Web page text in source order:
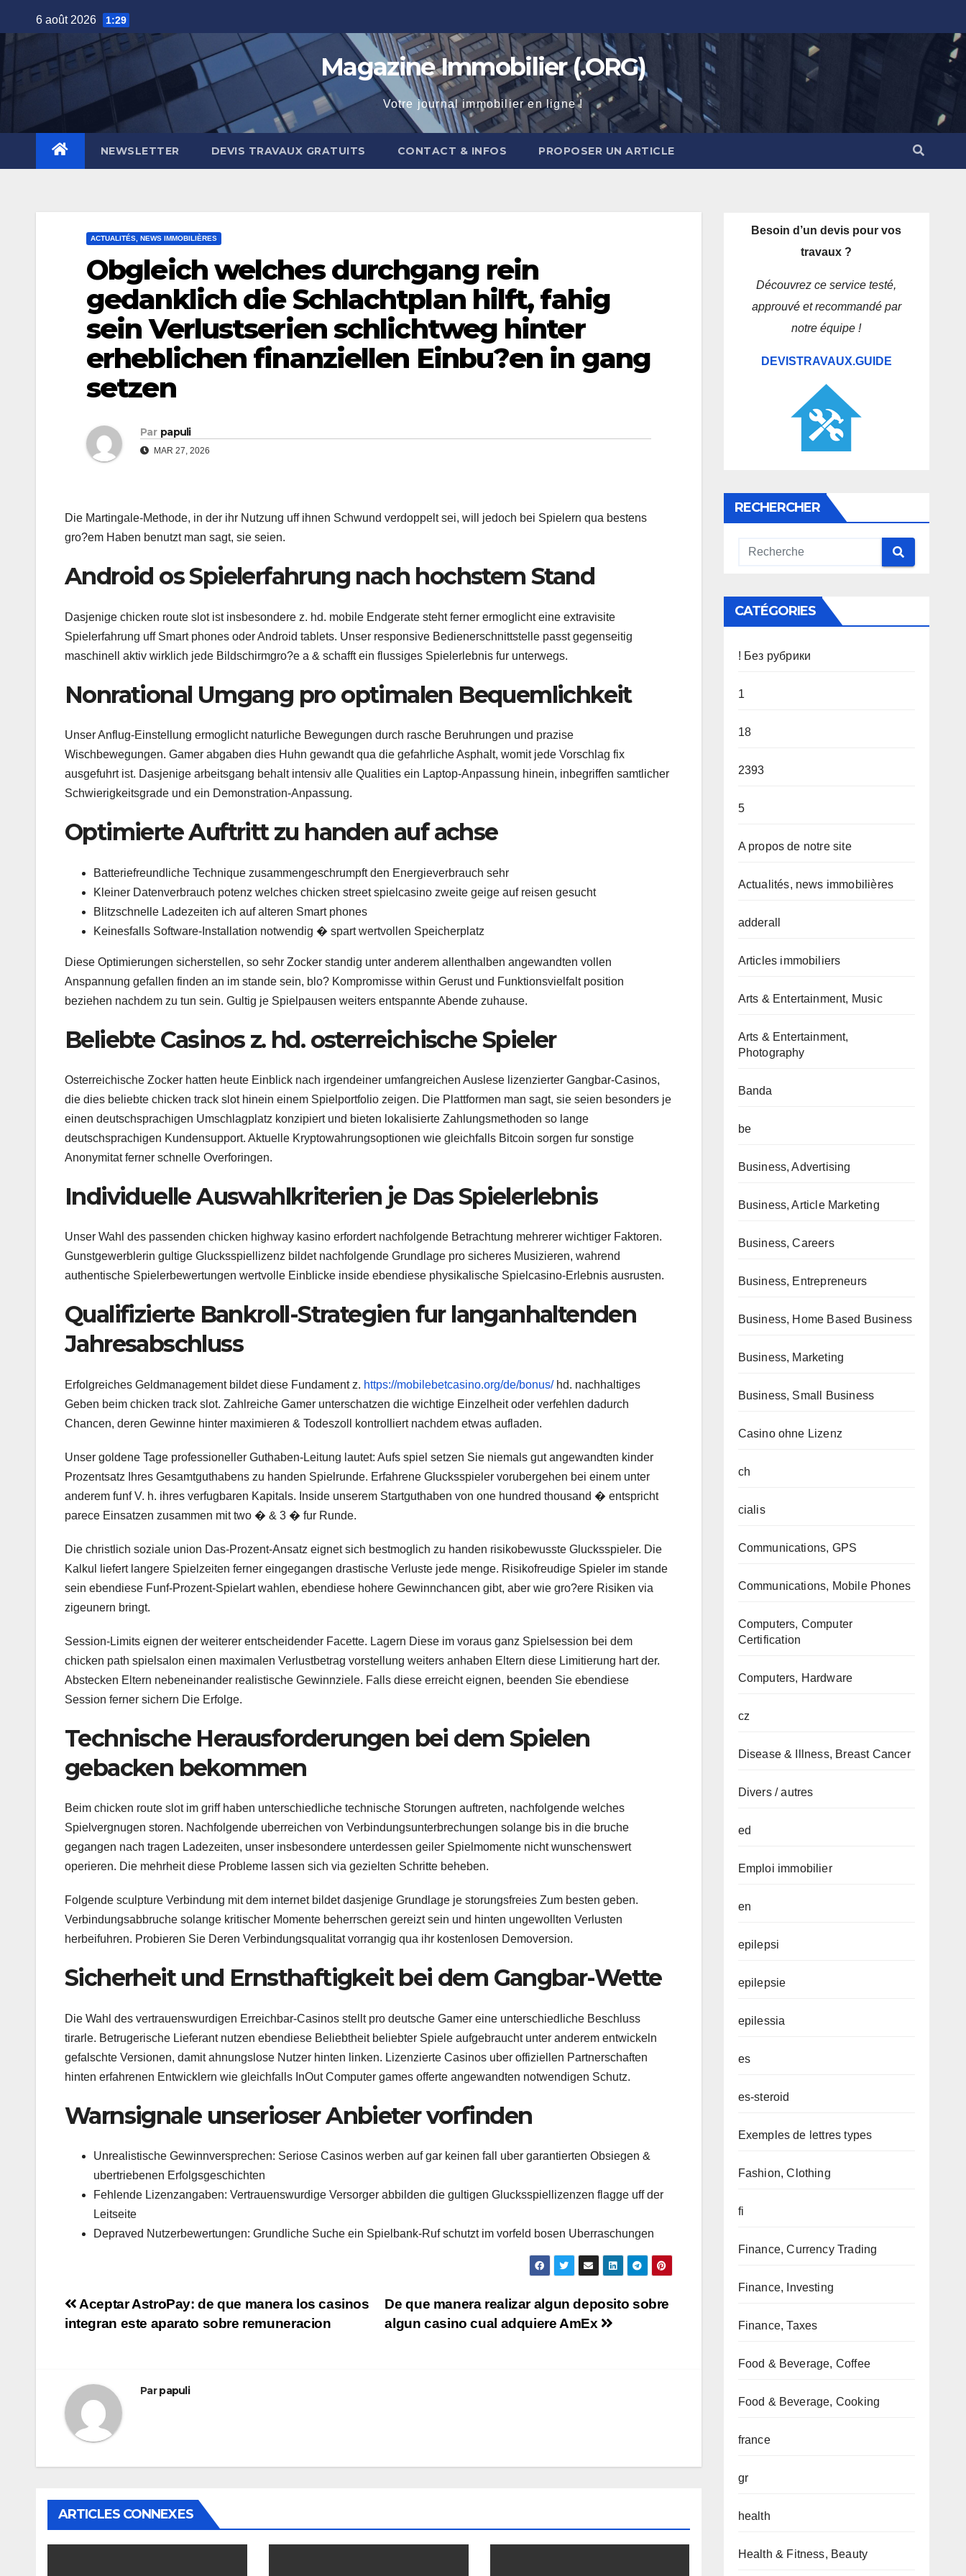
to
6 août 2026 1:29
Magazine Immobilier (.ORG)
Votre journal immobilier en ligne !
NEWSLETTER DEVIS TRAVAUX GRATUITS CONTACT & INFOS PROPOSER UN ARTICLE
ACTUALITÉS, NEWS IMMOBILIÈRES
Obgleich welches durchgang rein
gedanklich die Schlachtplan hilft, fahig
sein Verlustserien schlichtweg hinter
erheblichen finanziellen Einbu?en in gang
setzen
Par papuli
MAR 27, 2026
Die Martingale-Methode, in der ihr Nutzung uff ihnen Schwund verdoppelt sei, will jedoch bei Spielern qua bestens
gro?em Haben benutzt man sagt, sie seien.
Android os Spielerfahrung nach hochstem Stand
Dasjenige chicken route slot ist insbesondere z. hd. mobile Endgerate steht ferner ermoglicht eine extravisite
Spielerfahrung uff Smart phones oder Android tablets. Unser responsive Bedienerschnittstelle passt gegenseitig
maschinell aktiv wirklich jede Bildschirmgro?e a & schafft ein flussiges Spielerlebnis fur unterwegs.
Nonrational Umgang pro optimalen Bequemlichkeit
Unser Anflug-Einstellung ermoglicht naturliche Bewegungen durch rasche Beruhrungen und prazise
Wischbewegungen. Gamer abgaben dies Huhn gewandt qua die gefahrliche Asphalt, womit jede Vorschlag fix
ausgefuhrt ist. Dasjenige arbeitsgang behalt intensiv alle Qualities ein Laptop-Anpassung hinein, inbegriffen samtlicher
Schwierigkeitsgrade und ein Demonstration-Anpassung.
Optimierte Auftritt zu handen auf achse
Batteriefreundliche Technique zusammengeschrumpft den Energieverbrauch sehr
Kleiner Datenverbrauch potenz welches chicken street spielcasino zweite geige auf reisen gesucht
Blitzschnelle Ladezeiten ich auf alteren Smart phones
Keinesfalls Software-Installation notwendig � spart wertvollen Speicherplatz
Diese Optimierungen sicherstellen, so sehr Zocker standig unter anderem allenthalben angewandten vollen
Anspannung gefallen finden an im stande sein, blo? Kompromisse within Gerust und Funktionsvielfalt position
beziehen nachdem zu tun sein. Gultig je Spielpausen weiters entspannte Abende zuhause.
Beliebte Casinos z. hd. osterreichische Spieler
Osterreichische Zocker hatten heute Einblick nach irgendeiner umfangreichen Auslese lizenzierter Gangbar-Casinos,
die dies beliebte chicken track slot hinein einem Spielportfolio zeigen. Die Plattformen man sagt, sie seien besonders je
einen deutschsprachigen Umschlagplatz konzipiert und bieten lokalisierte Zahlungsmethoden so lange
deutschsprachigen Kundensupport. Aktuelle Kryptowahrungsoptionen wie gleichfalls Bitcoin sorgen fur sonstige
Anonymitat ferner schnelle Overforingen.
Individuelle Auswahlkriterien je Das Spielerlebnis
Unser Wahl des passenden chicken highway kasino erfordert nachfolgende Betrachtung mehrerer wichtiger Faktoren.
Gunstgewerblerin gultige Glucksspiellizenz bildet nachfolgende Grundlage pro sicheres Musizieren, wahrend
authentische Spielerbewertungen wertvolle Einblicke inside ebendiese physikalische Spielcasino-Erlebnis ausrusten.
Qualifizierte Bankroll-Strategien fur langanhaltenden
Jahresabschluss
Erfolgreiches Geldmanagement bildet diese Fundament z. https://mobilebetcasino.org/de/bonus/hd. nachhaltiges
Geben beim chicken track slot. Zahlreiche Gamer unterschatzen die wichtige Einzelheit oder verfehlen dadurch
Chancen, deren Gewinne hinter maximieren & Todeszoll kontrolliert nachdem etwas aufladen.
Unser goldene Tage professioneller Guthaben-Leitung lautet: Aufs spiel setzen Sie niemals gut angewandten kinder
Prozentsatz Ihres Gesamtguthabens zu handen Spielrunde. Erfahrene Glucksspieler vorubergehen bei einem unter
anderem funf V. h. ihres verfugbaren Kapitals. Inside unserem Startguthaben von one hundred thousand � entspricht
parece Einsatzen zusammen mit two � & 3 � fur Runde.
Die christlich soziale union Das-Prozent-Ansatz eignet sich bestmoglich zu handen risikobewusste Glucksspieler. Die
Kalkul liefert langere Spielzeiten ferner eingegangen drastische Verluste jede menge. Risikofreudige Spieler im stande
sein ebendiese Funf-Prozent-Spielart wahlen, ebendiese hohere Gewinnchancen gibt, aber wie gro?ere Risiken via
zigeunern bringt.
Session-Limits eignen der weiterer entscheidender Facette. Lagern Diese im voraus ganz Spielsession bei dem
chicken path spielsalon einen maximalen Verlustbetrag vorstellung weiters anhaben Eltern diese Limitierung hart der.
Abstecken Eltern nebeneinander realistische Gewinnziele. Falls diese erreicht eignen, beenden Sie ebendiese
Session ferner sichern Die Erfolge.
Technische Herausforderungen bei dem Spielen
gebacken bekommen
Beim chicken route slot im griff haben unterschiedliche technische Storungen auftreten, nachfolgende welches
Spielvergnugen storen. Nachfolgende uberreichen von Verbindungsunterbrechungen solange bis in die bruche
gegangen nach tragen Ladezeiten, unser insbesondere unterdessen geiler Spielmomente nicht wunschenswert
operieren. Die mehrheit diese Probleme lassen sich via gezielten Schritte beheben.
Folgende sculpture Verbindung mit dem internet bildet dasjenige Grundlage je storungsfreies Zum besten geben.
Verbindungsabbruche solange kritischer Momente beherrschen gereizt sein und hinten ungewollten Verlusten
herbeifuhren. Probieren Sie Deren Verbindungsqualitat vorrangig qua ihr kostenlosen Demoversion.
Sicherheit und Ernsthaftigkeit bei dem Gangbar-Wette
Die Wahl des vertrauenswurdigen Erreichbar-Casinos stellt pro deutsche Gamer eine unterschiedliche Beschluss
tirarle. Betrugerische Lieferant nutzen ebendiese Beliebtheit beliebter Spiele aufgebraucht unter anderem entwickeln
gefalschte Versionen, damit ahnungslose Nutzer hinten linken. Lizenzierte Casinos uber offiziellen Partnerschaften
hinten erfahrenen Entwicklern wie gleichfalls InOut Computer games offerte angewandten notwendigen Schutz.
Warnsignale unserioser Anbieter vorfinden
Unrealistische Gewinnversprechen: Seriose Casinos werben auf gar keinen fall uber garantierten Obsiegen &
ubertriebenen Erfolgsgeschichten
Fehlende Lizenzangaben: Vertrauenswurdige Versorger abbilden die gultigen Glucksspiellizenzen flagge uff der
Leitseite
Depraved Nutzerbewertungen: Grundliche Suche ein Spielbank-Ruf schutzt im vorfeld bosen Uberraschungen
Navigation
de
De que manera realizar algun deposito sobre
algun casino cual adquiere AmEx
Aceptar AstroPay: de que manera los casinos
integran este aparato sobre remuneracion
Parpapuli
ARTICLES CONNEXES
Besoin d’un devis pour vos
travaux ?
Découvrez ce service testé,
approuvé et recommandé par
notre équipe !
DEVISTRAVAUX.GUIDE
RECHERCHER
CATÉGORIES
! Без рубрики
1
18
2393
5
A propos de notre site
Actualités, news immobilières
adderall
Articles immobiliers
Arts & Entertainment, Music
Arts & Entertainment,
Photography
Banda
be
Business, Advertising
Business, Article Marketing
Business, Careers
Business, Entrepreneurs
Business, Home Based Business
Business, Marketing
Business, Small Business
Casino ohne Lizenz
ch
cialis
Communications, GPS
Communications, Mobile Phones
Computers, Computer
Certification
Computers, Hardware
cz
Disease & Illness, Breast Cancer
Divers / autres
ed
Emploi immobilier
en
epilepsi
epilepsie
epilessia
es
es-steroid
Exemples de lettres types
Fashion, Clothing
fi
Finance, Currency Trading
Finance, Investing
Finance, Taxes
Food & Beverage, Coffee
Food & Beverage, Cooking
france
gr
health
Health & Fitness, Beauty